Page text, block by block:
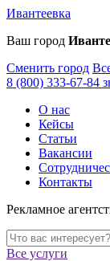
Ивантеевка
Ваш город
Сменить город
8 (800) 333-67-84
О нас
Кейсы
Статьи
Вакансии
Контакты
Рекламное
Все услуги